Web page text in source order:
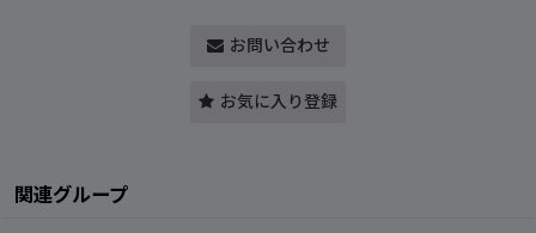
お問い合わせ
お気に入り登録
関連グループ